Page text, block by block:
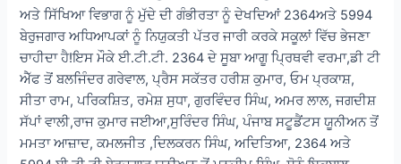
ਅਤੇ ਸਿੱਖਿਆ ਵਿਭਾਗ ਨੂੰ ਮੁੱਦੇ ਦੀ ਗੰਭੀਰਤਾ ਨੂੰ ਦੇਖਦਿਆਂ 2364ਅਤੇ 5994
ਬੇਰੁਜਗਾਰ ਅਧਿਆਪਕਾਂ ਨੂੰ ਨਿਯੁਕਤੀ ਪੱਤਰ ਜਾਰੀ ਕਰਕੇ ਸਕੂਲਾਂ ਵਿੱਚ ਭੇਜਣਾ
ਚਾਹੀਦਾ ਹੈ!ਇਸ ਮੌਕੇ ਈ.ਟੀ.ਟੀ. 2364 ਦੇ ਸੂਬਾ ਆਗੂ ਪ੍ਰਿਥਵੀ ਵਰਮਾ,ਡੀ ਟੀ
ਐੱਫ ਤੋਂ ਬਲਜਿੰਦਰ ਗਰੇਵਾਲ, ਪ੍ਰੈਸ ਸਕੱਤਰ ਹਰੀਸ਼ ਕੁਮਾਰ, ਓਮ ਪ੍ਰਕਾਸ਼,
ਸੀਤਾ ਰਾਮ, ਪਰਿਕਸ਼ਿਤ, ਰਮੇਸ਼ ਸੁਧਾ, ਗੁਰਵਿੰਦਰ ਸਿੰਘ, ਅਮਰ ਲਾਲ, ਜਗਦੀਸ਼
ਸੱਪਾਂ ਵਾਲੀ,ਰਾਜ ਕੁਮਾਰ ਜਈਆ,ਸੁਰਿੰਦਰ ਸਿੰਘ, ਪੰਜਾਬ ਸਟੂਡੈਂਟਸ ਯੂਨੀਅਨ ਤੋਂ
ਮਮਤਾ ਆਜ਼ਾਦ, ਕਮਲਜੀਤ ,ਦਿਲਕਰਨ ਸਿੰਘ, ਅਦਿਤਿਆ, 2364 ਅਤੇ